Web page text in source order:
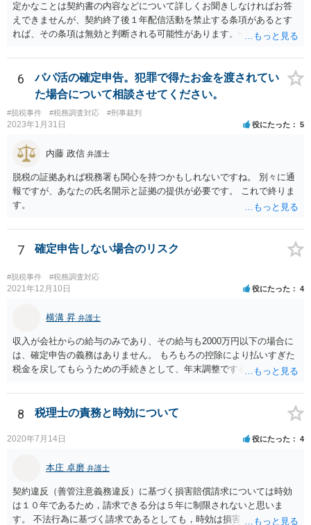
定かなことは契約書の内容などについて詳しくお聞きしなければお答
えできませんが、契約終了後１年配信活動を禁止する条項があるとす
れば、その条項は無効と判断される可能性があります。一度実際に弁
した方がよろしいかと存じます。
6
パパ活の確定申告。犯罪で得たお金を渡されてい
た場合について相談させてください。
#脱税事件 #税務調査対応 #刑事裁判
2023年1月31日 役にたった 5
内藤 政信 弁護士
脱税の証拠あれば税務署も関心を持つかもしれないですね。 別々に通
報ですが、あなたの氏名開示と証拠の提供が必要です。 これで終りま
す。
7 確定申告しない場合のリスク
#脱税事件 #税務調査対応
2021年12月10日 役にたった 4
横溝 昇 弁護士
収入が会社からの給与のみであり、その給与も2000万円以下の場合に
は、確定申告の義務はありません。 もろもろの控除により払いすぎた
税金を戻してもらうための手続きとして、年末調整でするのか、確定
する義務がある場合で確定申告をしなかった場合には、税務署の調査
等があり、本来払うべき税金にプラスして加算税の処分を科される場
合もあります。 高額なものでもない限り単なる無申告だけでは直ちに
逮捕されないとは思います。
8 税理士の責務と時効について
2020年7月14日 役にたった 4
本庄 卓磨 弁護士
契約違反（善管注意義務違反）に基づく損害賠償請求については時効
は１０年であるため，請求できる分は５年に制限されないと思いま
す。 不法行為に基づく請求であるとしても，時効は損害を知ってから